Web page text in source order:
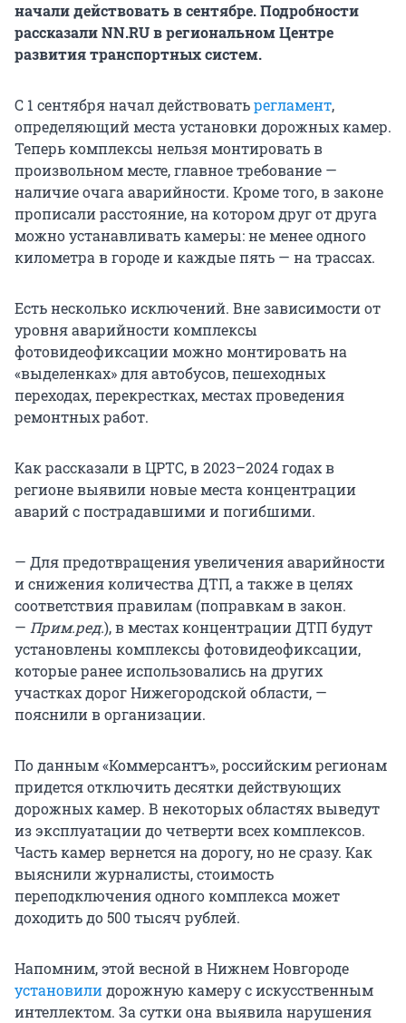
начали действовать в сентябре. Подробности
рассказали NN.RU в региональном Центре
развития транспортных систем.
С 1 сентября начал действоватьрегламент,
определяющий места установки дорожных камер.
Теперь комплексы нельзя монтировать в
произвольном месте, главное требование —
наличие очага аварийности. Кроме того, в законе
прописали расстояние, на котором друг от друга
можно устанавливать камеры: не менее одного
километра в городе и каждые пять — на трассах.
Есть несколько исключений. Вне зависимости от
уровня аварийности комплексы
фотовидеофиксации можно монтировать на
«выделенках» для автобусов, пешеходных
переходах, перекрестках, местах проведения
ремонтных работ.
Как рассказали в ЦРТС, в 2023–2024 годах в
регионе выявили новые места концентрации
аварий с пострадавшими и погибшими.
— Для предотвращения увеличения аварийности
и снижения количества ДТП, а также в целях
соответствия правилам (поправкам в закон.
— Прим.ред.), в местах концентрации ДТП будут
установлены комплексы фотовидеофиксации,
которые ранее использовались на других
участках дорог Нижегородской области, —
пояснили в организации.
По данным «Коммерсантъ», российским регионам
придется отключить десятки действующих
дорожных камер. В некоторых областях выведут
из эксплуатации до четверти всех комплексов.
Часть камер вернется на дорогу, но не сразу. Как
выяснили журналисты, стоимость
переподключения одного комплекса может
доходить до 500 тысяч рублей.
Напомним, этой весной в Нижнем Новгороде
установилидорожную камеру с искусственным
интеллектом. За сутки она выявила нарушения